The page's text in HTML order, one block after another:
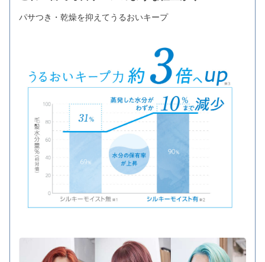
パサつき・乾燥を抑えてうるおいキープ